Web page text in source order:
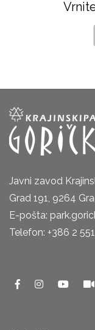
Javni zavod
Grad 191, 9264
E-pošta:
Telefon: +386 2